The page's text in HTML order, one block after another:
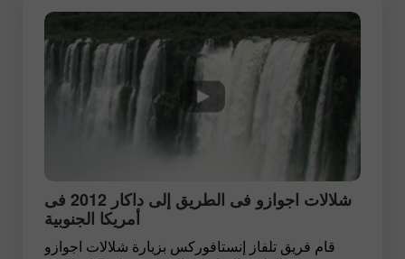
شلالات اجوازو فى الطريق إلى داكار 2012 فى
أمريكا الجنوبية
قام فريق تلفاز إنستافوركس بزيارة شلالات اجوازو